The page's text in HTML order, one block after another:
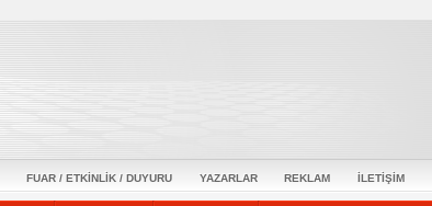
FUAR / ETKİNLİK / DUYURU YAZARLAR REKLAM İLETİŞİM